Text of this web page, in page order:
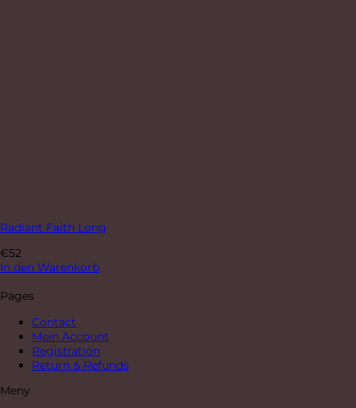
Radiant Faith Long
€52
In den Warenkorb
Pages
Contact
Mein Account
Registration
Return & Refunds
Meny